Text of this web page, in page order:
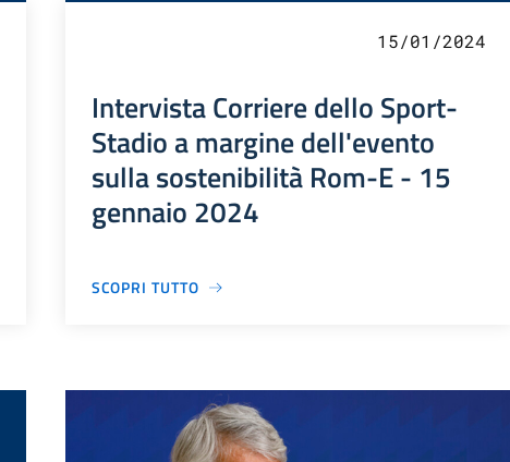
15/01/2024
Intervista Corriere dello Sport-
Stadio a margine dell'evento
sulla sostenibilità Rom-E - 15
gennaio 2024
SCOPRI TUTTO